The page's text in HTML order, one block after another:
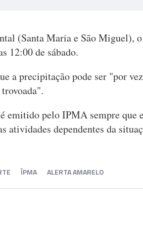
(Santa Maria e São Miguel),
12:00 de sábado.
a precipitação pode ser "por
emitido pelo IPMA sempre que
atividades dependentes da
ÎPMA ALERTA AMARELO